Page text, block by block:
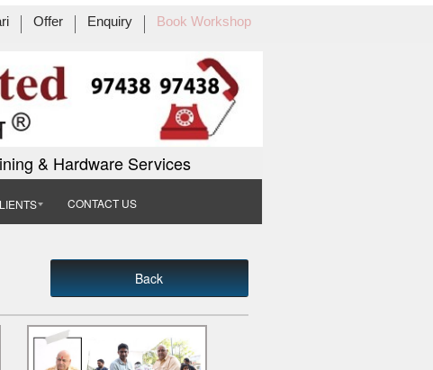
Offer Enquiry Book Workshop
& Hardware Services
CONTACT US
Back